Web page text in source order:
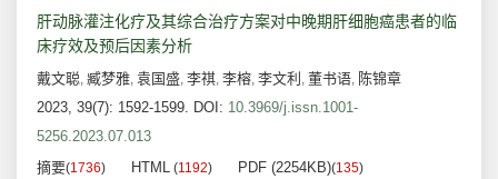
肝动脉灌注化疗及其综合治疗方案对中晚期肝细胞癌患者的临
床疗效及预后因素分析
戴文聪, 臧梦雅, 袁国盛, 李祺, 李榕, 李文利 , 董书语, 陈锦章
2023, 39(7): 1592-1599. DOI: 10.3969/j.issn.1001-
5256.2023.07.013
摘要(1736) HTML (1192) PDF (2254KB)(135)